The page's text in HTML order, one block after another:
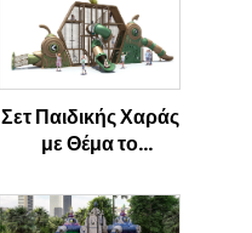
Σετ Παιδικής Χαράς
με Θέμα το
Εξωτερική Ζώνη
Δραστηριοτήτων